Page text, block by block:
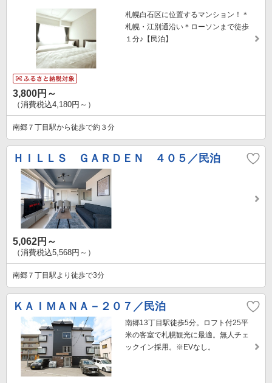
札幌白石区に位置するマンション！＊
札幌・江別通沿い＊ローソンまで徒歩
１分♪【民泊】
3,800円～
（消費税込4,180円～）
南郷７丁目駅から徒歩で約３分
ＨＩＬＬＳ ＧＡＲＤＥＮ ４０５／民泊
5,062円～
（消費税込5,568円～）
南郷７丁目駅より徒歩で3分
ＫＡＩＭＡＮＡ－２０７／民泊
南郷13丁目駅徒歩5分。ロフト付25平
米の客室で札幌観光に最適。無人チェ
ックイン採用。※EVなし。